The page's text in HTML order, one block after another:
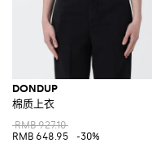
DONDUP
棉质上衣
RMB 927.10
RMB 648.95
-30%